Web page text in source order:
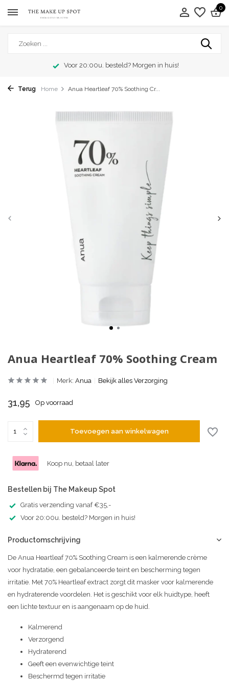
0
Voor 20:00u. besteld? Morgen in huis!
Terug Home Anua Heartleaf 70% Soothing Cr...
Anua Heartleaf 70% Soothing Cream
Merk: Anua Bekijk alles Verzorging
31,95 Op voorraad
Toevoegen aan winkelwagen
Koop nu, betaal later
Bestellen bij The Makeup Spot
Gratis verzending vanaf €35,-
Voor 20:00u. besteld? Morgen in huis!
Productomschrijving
De Anua Heartleaf 70% Soothing Cream is een kalmerende crème
voor hydratatie, een gebalanceerde teint en bescherming tegen
irritatie. Met 70% Heartleaf extract zorgt dit masker voor kalmerende
en hydraterende voordelen. Het is geschikt voor elk huidtype, heeft
een lichte textuur en is aangenaam op de huid.
Kalmerend
Verzorgend
Hydraterend
Geeft een evenwichtige teint
Beschermd tegen irritatie